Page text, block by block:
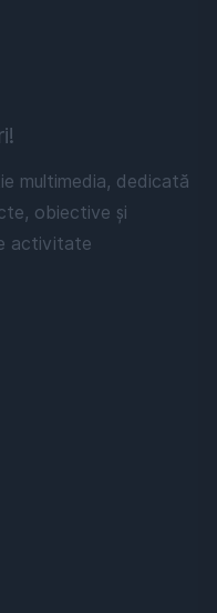
multimedia, dedicată
obiective și
activitate